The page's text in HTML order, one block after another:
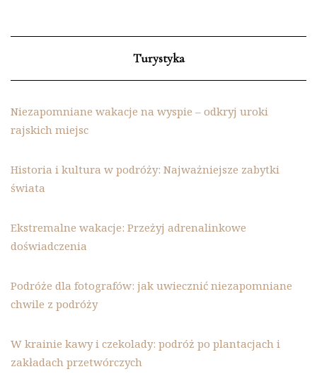
Turystyka
Niezapomniane wakacje na wyspie – odkryj uroki
rajskich miejsc
Historia i kultura w podróży: Najważniejsze zabytki
świata
Ekstremalne wakacje: Przeżyj adrenalinkowe
doświadczenia
Podróże dla fotografów: jak uwiecznić niezapomniane
chwile z podróży
W krainie kawy i czekolady: podróż po plantacjach i
zakładach przetwórczych